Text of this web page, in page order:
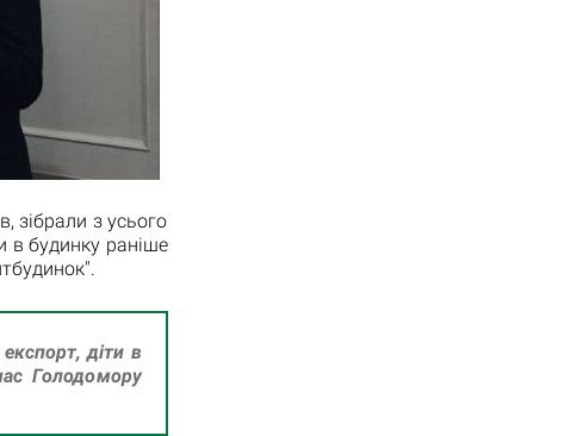
зібрали з усього
в будинку раніше
діти в
Голодомору